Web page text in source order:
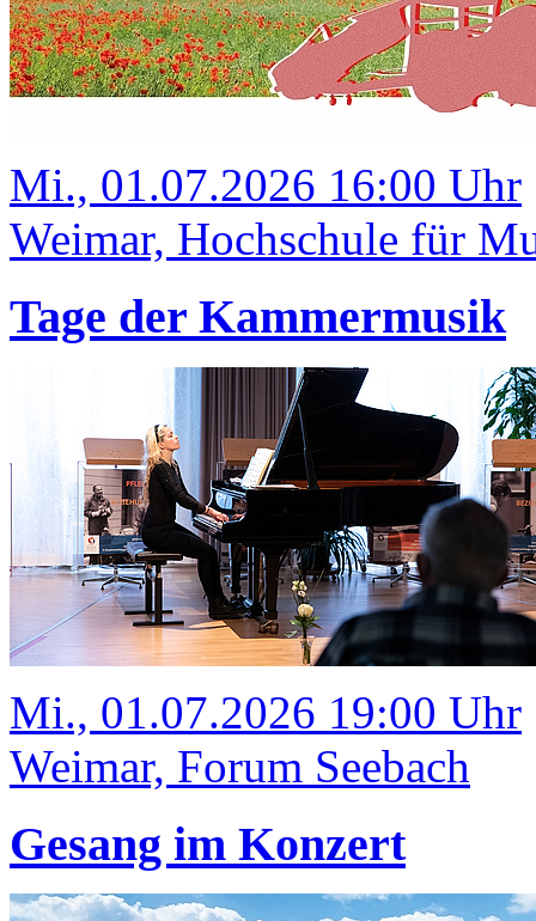
Mi., 01.07.2026 16:00 Uhr
Weimar, Hochschule für
Tage der Kammermusik
Mi., 01.07.2026 19:00 Uhr
Weimar, Forum Seebach
Gesang im Konzert